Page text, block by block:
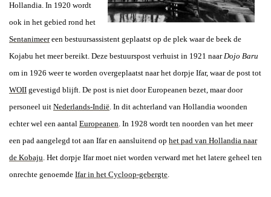
Hollandia. In 1920 wordt
ook in het gebied rond het
Sentanimeereen bestuursassistent geplaatst op de plek waar de beek de
Kojabu het meer bereikt. Deze bestuurspost verhuist in 1921 naarDojo Baru
om in 1926 weer te worden overgeplaatst naar het dorpje Ifar, waar de post tot
WOII gevestigd blijft. De post is niet door Europeanen bezet, maar door
personeel uit Nederlands-Indië. In dit achterland van Hollandia woonden
echter wel een aantal Europeanen. In 1928 wordt ten noorden van het meer
een pad aangelegd tot aan Ifar en aansluitend op het pad van Hollandia naar
de Kobaju. Het dorpje Ifar moet niet worden verward met het latere geheel ten
onrechte genoemde Ifar in het Cycloop-gebergte.